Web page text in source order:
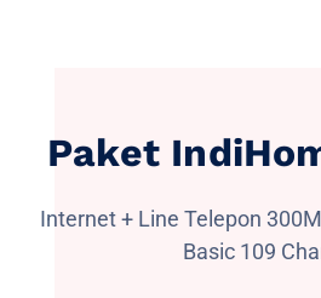
Paket
Internet + Line Telepon
Basic 109